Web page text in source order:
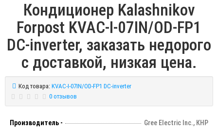
Кондиционер Kalashnikov
Forpost KVAC-I-07IN/OD-FP1
DC-inverter, заказать недорого
с доставкой, низкая цена.
Код товара: KVAC-I-07IN/OD-FP1 DC-inverter
0 отзывов
Производитель -
Gree Electric Inc., КНР